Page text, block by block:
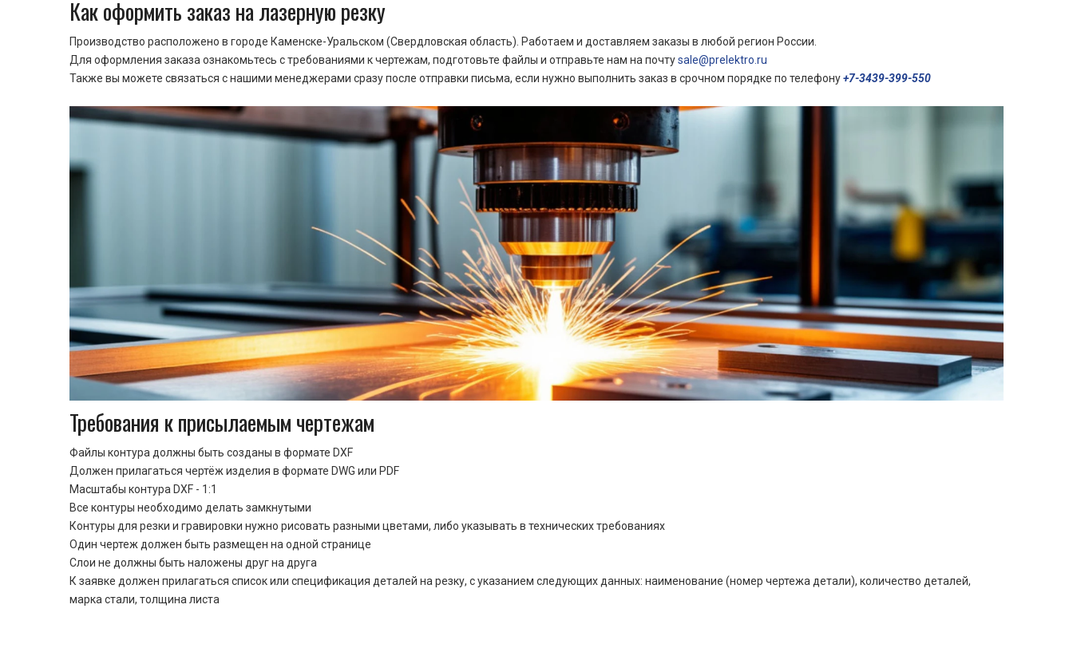
Как оформить заказ на лазерную резку
Производство расположено в городе Каменске-Уральском (Свердловская область). Работаем и доставляем заказы в любой регион России.
Для оформления заказа ознакомьтесь с требованиями к чертежам, подготовьте файлы и отправьте нам на почтуsale@prelektro.ru
Также вы можете связаться с нашими менеджерами сразу после отправки письма, если нужно выполнить заказ в срочном порядке по телефону+7-3439-399-550
Требования к присылаемым чертежам
Файлы контура должны быть созданы в формате DXF
Должен прилагаться чертёж изделия в формате DWG или PDF
Масштабы контура DXF - 1:1
Все контуры необходимо делать замкнутыми
Контуры для резки и гравировки нужно рисовать разными цветами, либо указывать в технических требованиях
Один чертеж должен быть размещен на одной странице
Cлои не должны быть наложены друг на друга
К заявке должен прилагаться список или спецификация деталей на резку, с указанием следующих данных: наименование (номер чертежа детали), количество деталей,
марка стали, толщина листа